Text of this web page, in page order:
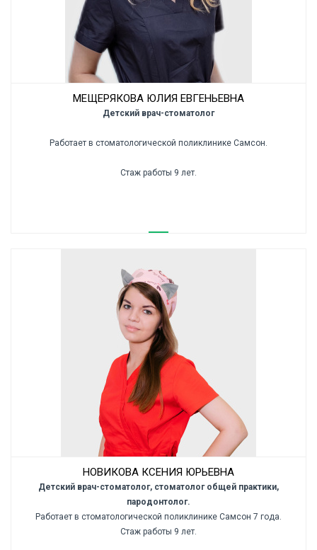
МЕЩЕРЯКОВА ЮЛИЯ ЕВГЕНЬЕВНА
Детский врач-стоматолог
Работает в стоматологической поликлинике Самсон.
Стаж работы 9 лет.
НОВИКОВА КСЕНИЯ ЮРЬЕВНА
Детский врач-стоматолог, стоматолог общей практики,
пародонтолог.
Работает в стоматологической поликлинике Самсон 7 года.
Стаж работы 9 лет.